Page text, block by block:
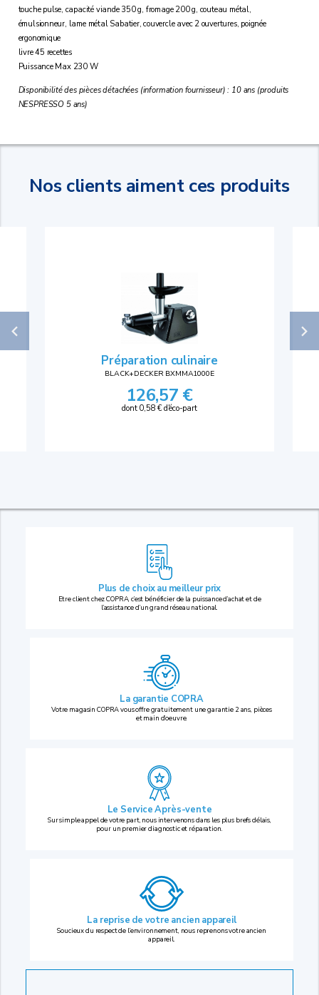
touche pulse, capacité viande 350 g, fromage 200 g, couteau métal,
émulsionneur, lame métal Sabatier, couvercle avec 2 ouvertures, poignée
ergonomique
livre 45 recettes
Puissance Max 230 W
Disponibilité des pièces détachées (information fournisseur) : 10 ans (produits
NESPRESSO 5 ans)
Nos clients aiment ces produits
Préparation culinaire
BLACK+DECKER BXMMA1000E
126,57 €
dont 0,58 € d'éco-part
Plus de choix au meilleur prix
Etre client chez COPRA, c’est bénéficier de la puissance d’achat et de
l’assistance d’un grand réseau national.
La garantie COPRA
Votre magasin COPRA vous offre gratuitement une garantie 2 ans, pièces
et main d’oeuvre.
Le Service Après-vente
Sur simple appel de votre part, nous intervenons dans les plus brefs délais,
pour un premier diagnostic et réparation.
La reprise de votre ancien appareil
Soucieux du respect de l’environnement, nous reprenons votre ancien
appareil.